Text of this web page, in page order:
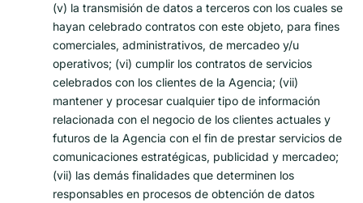
(v) la transmisión de datos a terceros con los cuales se
hayan celebrado contratos con este objeto, para fines
comerciales, administrativos, de mercadeo y/u
operativos; (vi) cumplir los contratos de servicios
celebrados con los clientes de la Agencia; (vii)
mantener y procesar cualquier tipo de información
relacionada con el negocio de los clientes actuales y
futuros de la Agencia con el fin de prestar servicios de
comunicaciones estratégicas, publicidad y mercadeo;
(vii) las demás finalidades que determinen los
responsables en procesos de obtención de datos